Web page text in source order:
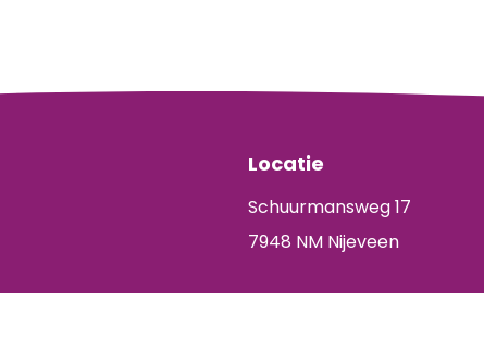
Locatie
Schuurmansweg 17
7948 NM Nijeveen